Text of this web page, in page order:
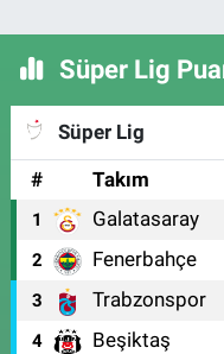
Süper Lig
Süper Lig
#
Takım
1 Galatasaray
2 Fenerbahçe
3 Trabzonspor
4 Beşiktaş